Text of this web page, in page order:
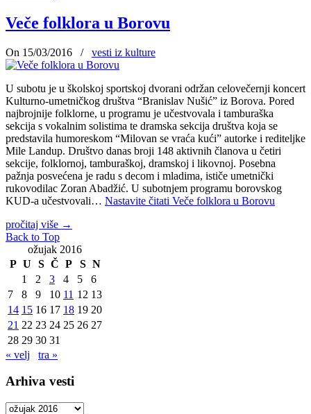
Veče folklora u Borovu
On 15/03/2016 / vesti iz kulture
U subotu je u školskoj sportskoj dvorani održan celovečernji koncert
Kulturno-umetničkog društva “Branislav Nušić” iz Borova. Pored
najbrojnije folklorne, u programu je učestvovala i tamburaška
sekcija s vokalnim solistima te dramska sekcija društva koja se
predstavila humoreskom “Milovan se vraća kući” autorke i rediteljke
Mile Landup. Društvo danas broji 148 aktivnih članova u četiri
sekcije, folklornoj, tamburaškoj, dramskoj i likovnoj. Posebna
pažnja posvećena je radu s decom i mladima, ističe umetnički
rukovodilac Zoran Abadžić. U subotnjem programu borovskog
KUD-a učestvovali… Nastavite čitati Veče folklora u Borovu
pročitaj više →
Back to Top
ožujak 2016
P U S Č P S N
1
2 3 4 5
6
7
8 9 10 11 12 13
14 15 16 17 18 19 20
21 22 23 24 25 26 27
28 29 30 31
« velj
tra »
Arhiva vesti
Arhiva